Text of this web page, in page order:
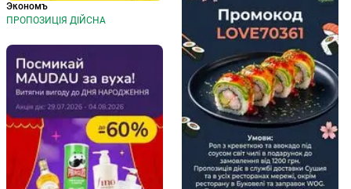
Экономъ
ПРОПОЗИЦІЯ ДІЙСНА